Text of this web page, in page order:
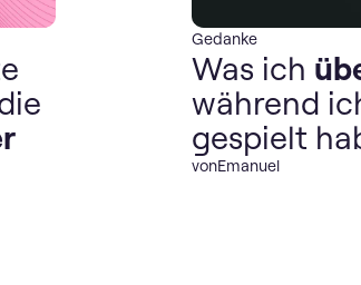
Gedanke
Was ich
während
gespielt
vonEmanuel